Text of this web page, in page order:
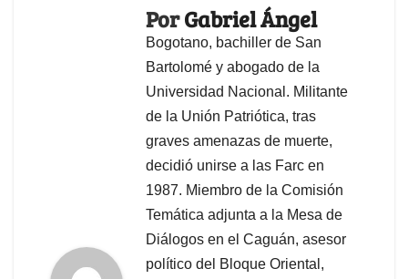
PorGabriel Ángel
Bogotano, bachiller de San
Bartolomé y abogado de la
Universidad Nacional. Militante
de la Unión Patriótica, tras
graves amenazas de muerte,
decidió unirse a las Farc en
1987. Miembro de la Comisión
Temática adjunta a la Mesa de
Diálogos en el Caguán, asesor
político del Bloque Oriental,